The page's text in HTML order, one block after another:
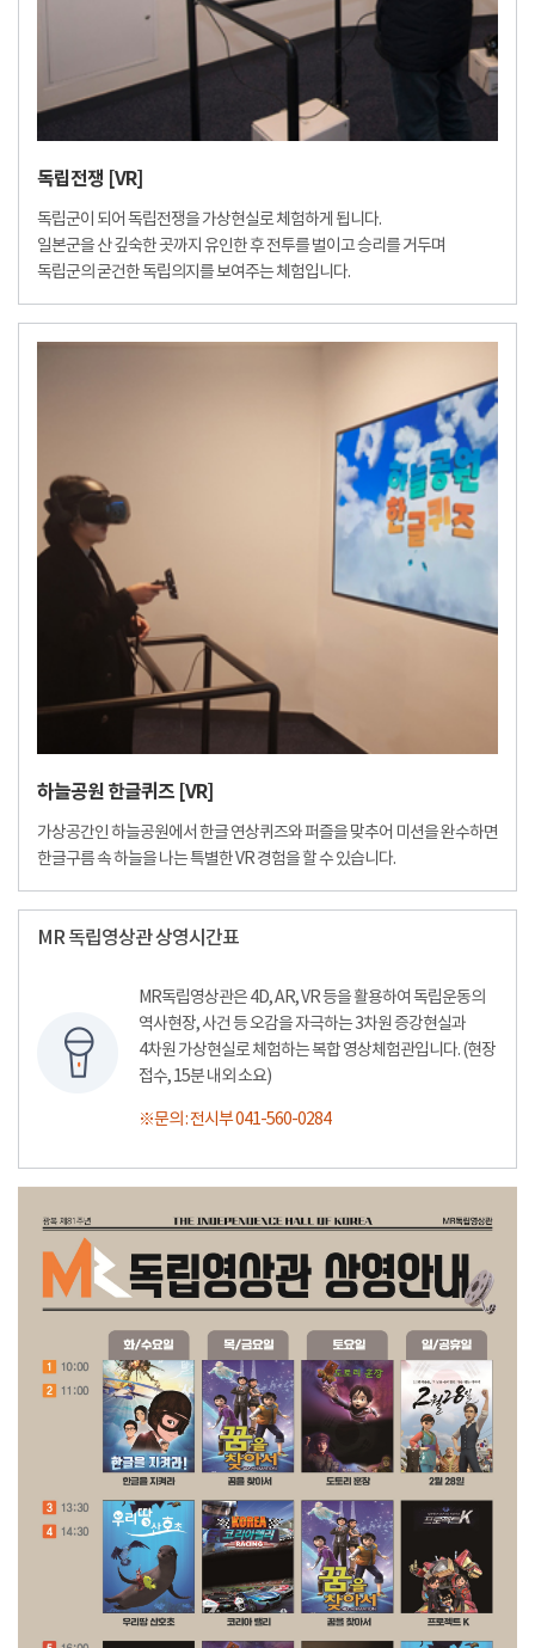
독립전쟁 [VR]
독립군이 되어 독립전쟁을 가상현실로 체험하게 됩니다.
일본군을 산 깊숙한 곳까지 유인한 후 전투를 벌이고 승리를 거두며
독립군의 굳건한 독립의지를 보여주는 체험입니다.
하늘공원 한글퀴즈 [VR]
가상공간인 하늘공원에서 한글 연상퀴즈와 퍼즐을 맞추어 미션을 완수하면
한글구름 속 하늘을 나는 특별한 VR 경험을 할 수 있습니다.
MR 독립영상관 상영시간표
MR독립영상관은 4D, AR, VR 등을 활용하여 독립운동의
역사현장, 사건 등 오감을 자극하는 3차원 증강현실과
4차원 가상현실로 체험하는 복합 영상체험관입니다. (현장
접수, 15분 내외 소요)
※문의 : 전시부 041-560-0284